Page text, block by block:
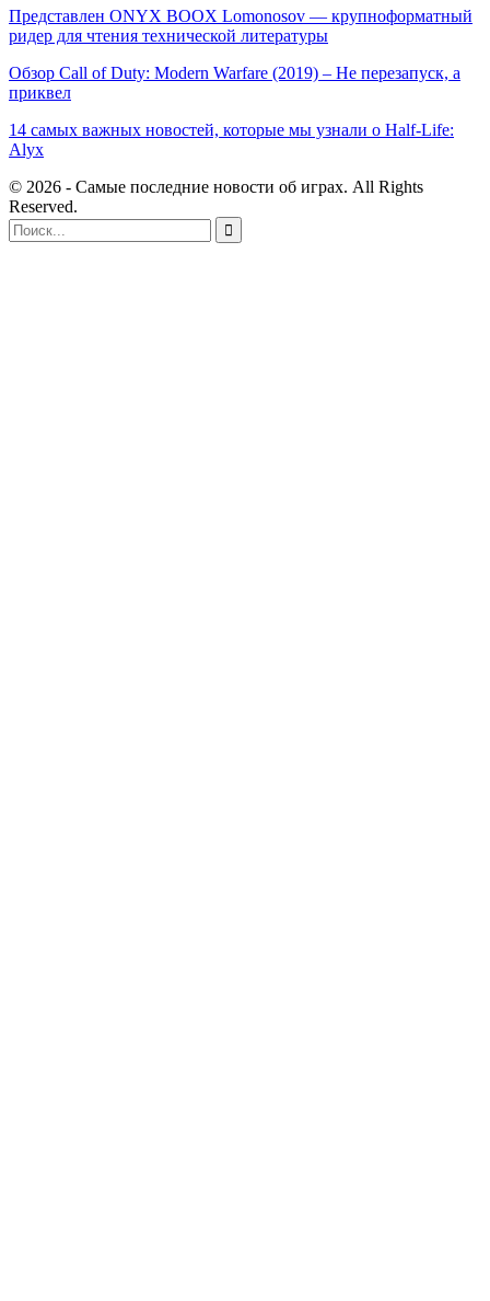
Представлен ONYX BOOX Lomonosov — крупноформатный
ридер для чтения технической литературы
Обзор Call of Duty: Modern Warfare (2019) – Не перезапуск, а
приквел
14 самых важных новостей, которые мы узнали о Half-Life:
Alyx
© 2026 - Самые последние новости об играх. All Rights
Reserved.